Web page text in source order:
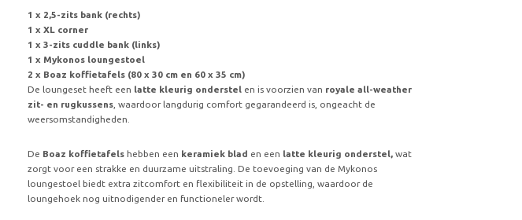
1 x 2,5-zits bank (rechts)
1 x XL corner
1 x 3-zits cuddle bank (links)
1 x Mykonos loungestoel
2 x Boaz koffietafels (80 x 30 cm en 60 x 35 cm)
De loungeset heeft een latte kleurig onderstel en is voorzien van royale all-weather
zit- en rugkussens , waardoor langdurig comfort gegarandeerd is, ongeacht de
weersomstandigheden.
De Boaz koffietafelshebben een keramiek blad en een latte kleurig onderstel, wat
zorgt voor een strakke en duurzame uitstraling. De toevoeging van de Mykonos
loungestoel biedt extra zitcomfort en flexibiliteit in de opstelling, waardoor de
loungehoek nog uitnodigender en functioneler wordt.